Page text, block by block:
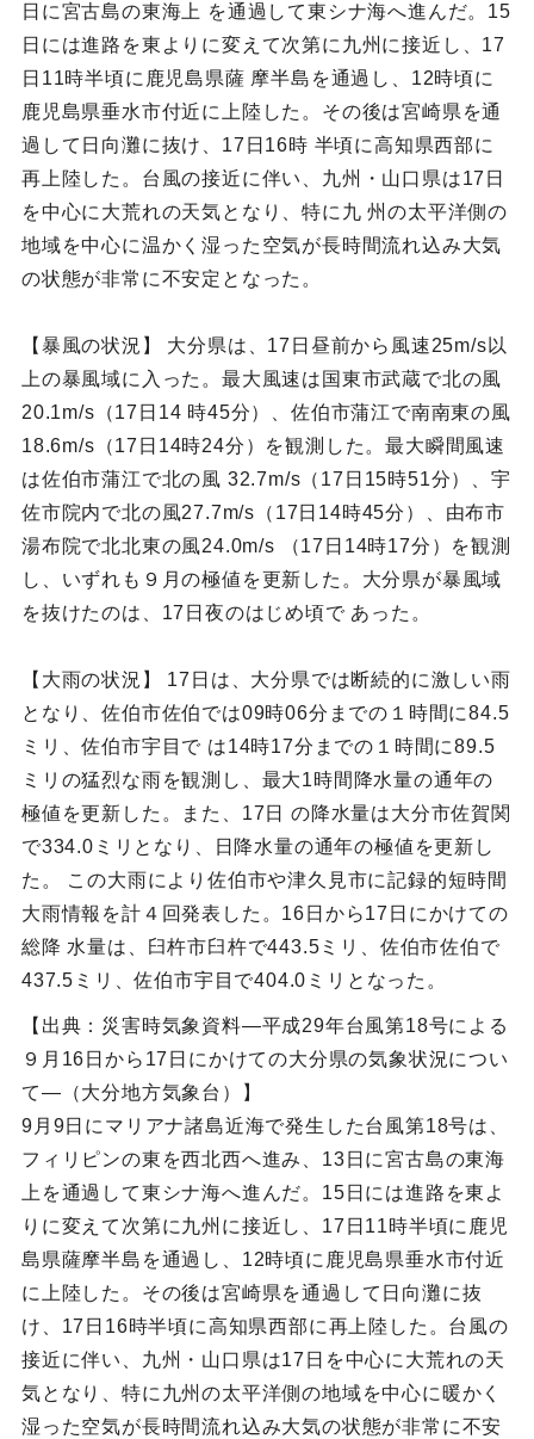
日に宮古島の東海上 を通過して東シナ海へ進んだ。15
日には進路を東よりに変えて次第に九州に接近し、17
日11時半頃に鹿児島県薩 摩半島を通過し、12時頃に
鹿児島県垂水市付近に上陸した。その後は宮崎県を通
過して日向灘に抜け、17日16時 半頃に高知県西部に
再上陸した。台風の接近に伴い、九州・山口県は17日
を中心に大荒れの天気となり、特に九 州の太平洋側の
地域を中心に温かく湿った空気が長時間流れ込み大気
の状態が非常に不安定となった。
【暴風の状況】 大分県は、17日昼前から風速25m/s以
上の暴風域に入った。最大風速は国東市武蔵で北の風
20.1m/s（17日14 時45分）、佐伯市蒲江で南南東の風
18.6m/s（17日14時24分）を観測した。最大瞬間風速
は佐伯市蒲江で北の風 32.7m/s（17日15時51分）、宇
佐市院内で北の風27.7m/s（17日14時45分）、由布市
湯布院で北北東の風24.0m/s （17日14時17分）を観測
し、いずれも９月の極値を更新した。大分県が暴風域
を抜けたのは、17日夜のはじめ頃で あった。
【大雨の状況】 17日は、大分県では断続的に激しい雨
となり、佐伯市佐伯では09時06分までの１時間に84.5
ミリ、佐伯市宇目で は14時17分までの１時間に89.5
ミリの猛烈な雨を観測し、最大1時間降水量の通年の
極値を更新した。また、17日 の降水量は大分市佐賀関
で334.0ミリとなり、日降水量の通年の極値を更新し
た。 この大雨により佐伯市や津久見市に記録的短時間
大雨情報を計４回発表した。16日から17日にかけての
総降 水量は、臼杵市臼杵で443.5ミリ、佐伯市佐伯で
437.5ミリ、佐伯市宇目で404.0ミリとなった。
【出典：災害時気象資料―平成29年台風第18号による
９月16日から17日にかけての大分県の気象状況につい
て―（大分地方気象台）】
9月9日にマリアナ諸島近海で発生した台風第18号は、
フィリピンの東を西北西へ進み、13日に宮古島の東海
上を通過して東シナ海へ進んだ。15日には進路を東よ
りに変えて次第に九州に接近し、17日11時半頃に鹿児
島県薩摩半島を通過し、12時頃に鹿児島県垂水市付近
に上陸した。その後は宮崎県を通過して日向灘に抜
け、17日16時半頃に高知県西部に再上陸した。台風の
接近に伴い、九州・山口県は17日を中心に大荒れの天
気となり、特に九州の太平洋側の地域を中心に暖かく
湿った空気が長時間流れ込み大気の状態が非常に不安